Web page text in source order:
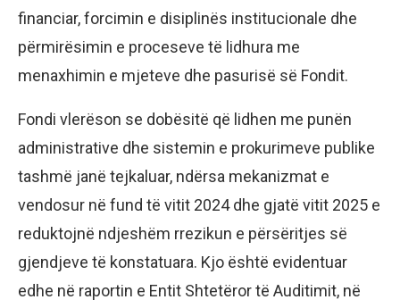
financiar, forcimin e disiplinës institucionale dhe
përmirësimin e proceseve të lidhura me
menaxhimin e mjeteve dhe pasurisë së Fondit.
Fondi vlerëson se dobësitë që lidhen me punën
administrative dhe sistemin e prokurimeve publike
tashmë janë tejkaluar, ndërsa mekanizmat e
vendosur në fund të vitit 2024 dhe gjatë vitit 2025 e
reduktojnë ndjeshëm rrezikun e përsëritjes së
gjendjeve të konstatuara. Kjo është evidentuar
edhe në raportin e Entit Shtetëror të Auditimit, në